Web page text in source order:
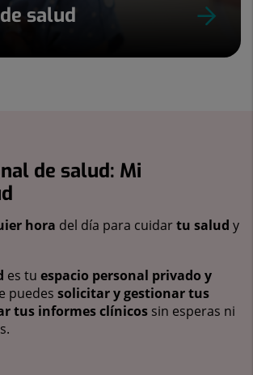
salud
de salud: Mi
hora del día para cuidartu salud y
es tu espacio personal privado y
puedes solicitar y gestionar tus
tus informes clínicos sin esperas ni